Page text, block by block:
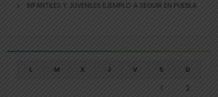
INFANTILES Y JUVENILES EJEMPLO A SEGUIR EN PUEBLA
L M X J V S D
1
2